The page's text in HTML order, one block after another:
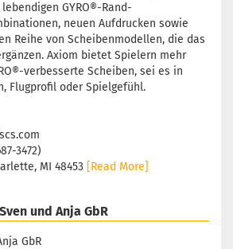
Farbton:
Bläulich
GYRO®-Rand-
neuen Aufdrucken sowie
Reihe von Scheibenmodellen, die das
Axiom bietet Spielern mehr
verbesserte Scheiben, sei es in
Flugprofil oder Spielgefühl.
3472)
MI 48453 [Read More]
und Anja GbR
GbR